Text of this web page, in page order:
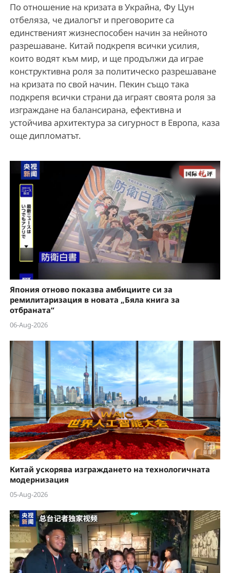
По отношение на кризата в Украйна, Фу Цун
отбеляза, че диалогът и преговорите са
единственият жизнеспособен начин за нейното
разрешаване. Китай подкрепя всички усилия,
които водят към мир, и ще продължи да играе
конструктивна роля за политическо разрешаване
на кризата по свой начин. Пекин също така
подкрепя всички страни да играят своята роля за
изграждане на балансирана, ефективна и
устойчива архитектура за сигурност в Европа, каза
още дипломатът.
Япония отново показва амбициите си за
ремилитаризация в новата „Бяла книга за
отбраната“
06-Aug-2026
Китай ускорява изграждането на технологичната
модернизация
05-Aug-2026